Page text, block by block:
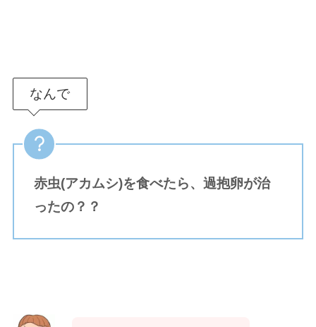
なんで
赤虫(アカムシ)を食べたら、過抱卵が治
ったの？？